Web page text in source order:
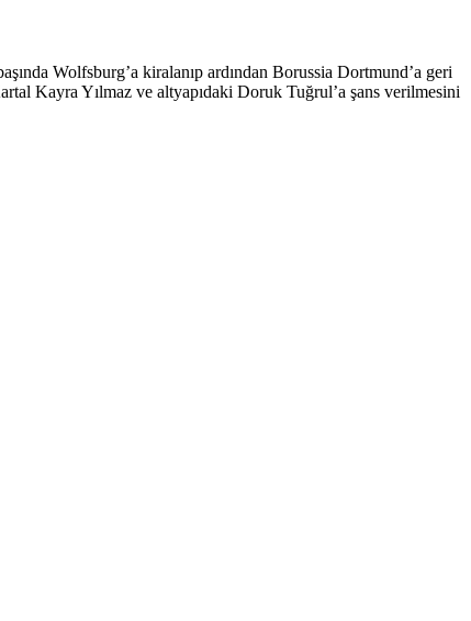
Wolfsburg’a kiralanıp ardından Borussia Dortmund’a geri
Kayra Yılmaz ve altyapıdaki Doruk Tuğrul’a şans verilmesini